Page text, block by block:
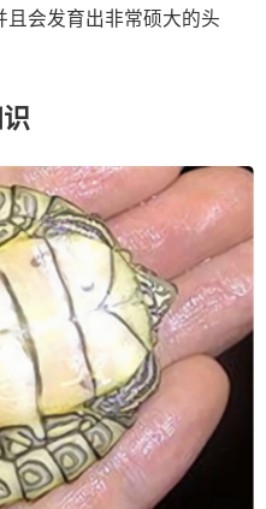
且会发育出非常硕大的头